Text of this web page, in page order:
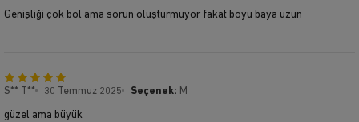
Genişliği çok bol ama sorun oluşturmuyor fakat boyu baya uzun
S** T** 30 Temmuz 2025 Seçenek: M
güzel ama büyük